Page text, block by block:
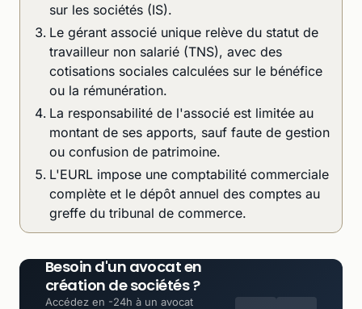
sur les sociétés (IS).
Le gérant associé unique relève du statut de
travailleur non salarié (TNS), avec des
cotisations sociales calculées sur le bénéfice
ou la rémunération.
La responsabilité de l'associé est limitée au
montant de ses apports, sauf faute de gestion
ou confusion de patrimoine.
L'EURL impose une comptabilité commerciale
complète et le dépôt annuel des comptes au
greffe du tribunal de commerce.
Besoin d'un avocat en
création de sociétés ?
Accédez en -24h à un avocat